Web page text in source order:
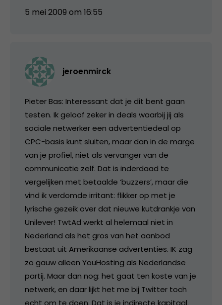
5 mei 2009 om 16:55
jeroenmirck
Pieter Bas: Interessant dat je dit bent gaan
testen. Ik geloof zeker in deals waarbij jij als
sociale netwerker een advertentiedeal op
CPC-basis kunt sluiten, maar dan in de marge
van je profiel, niet als vervanger van de
communicatie zelf. Dat is inderdaad te
vergelijken met betaalde ‘buzzers’, maar die
vind ik verdomde irritant: flikker op met je
lyrische gezeik over dat nieuwe kutdrankje van
Unilever! TwtAd werkt al helemaal niet in
Nederland als het gros van het aanbod
bestaat uit Amerikaanse advertenties. IK zag
zo gauw alleen YouHosting als Nederlandse
partij. Maar dan nog: het gaat ten koste van je
netwerk, en daar lijkt het me bij Twitter toch
echt om te doen. Dat is je indirecte kapitaal.